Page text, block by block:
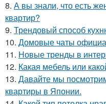
8. А вы знали, что есть
квартир?
9. Трендовый способ
10. Домовые чаты
11. Новые тренды в
12. Какая мебель или
13. Давайте мы
квартиры в Японии.